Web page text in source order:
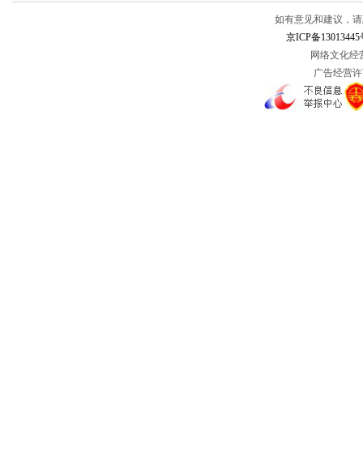
如有意见和建议，
京ICP备13013445
网络文化经
广告经营